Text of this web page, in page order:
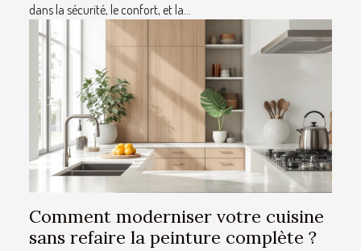
dans la sécurité, le confort, et la...
Comment moderniser votre cuisine
sans refaire la peinture complète ?